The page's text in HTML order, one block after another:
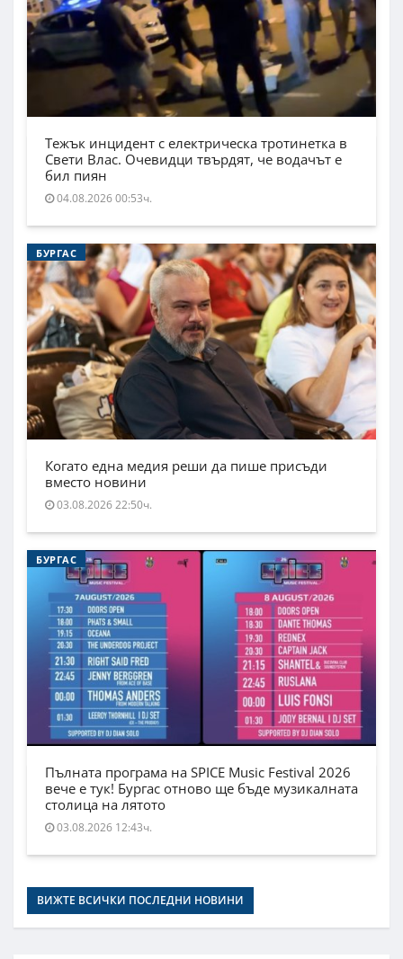
Тежък инцидент с електрическа тротинетка в
Свети Влас. Очевидци твърдят, че водачът е
бил пиян
04.08.2026 00:53ч.
БУРГАС
Когато една медия реши да пише присъди
вместо новини
03.08.2026 22:50ч.
БУРГАС
Пълната програма на SPICE Music Festival 2026
вече е тук! Бургас отново ще бъде музикалната
столица на лятото
03.08.2026 12:43ч.
ВИЖТЕ ВСИЧКИ ПОСЛЕДНИ НОВИНИ